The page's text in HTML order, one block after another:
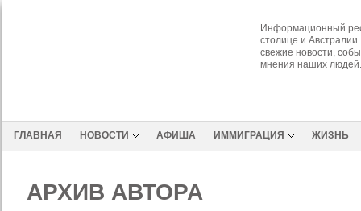
Информационный
столице и
свежие новости,
мнения наших людей.
ГЛАВНАЯ НОВОСТИ АФИША ИММИГРАЦИЯ ЖИЗНЬ
АРХИВ АВТОРА